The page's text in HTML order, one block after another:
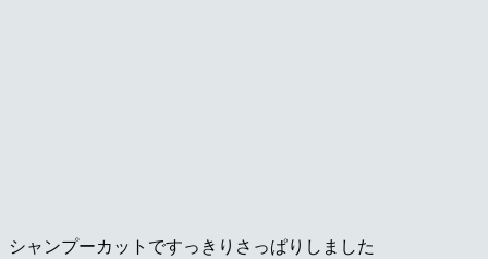
シャンプーカットですっきりさっぱりしました